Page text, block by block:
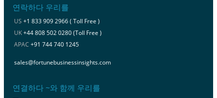
연락하다 우리를
US +1 833 909 2966 ( Toll Free )
UK+44 808 502 0280 (Toll Free )
APAC +91 744 740 1245
sales@fortunebusinessinsights.com
연결하다 ~와 함께 우리를